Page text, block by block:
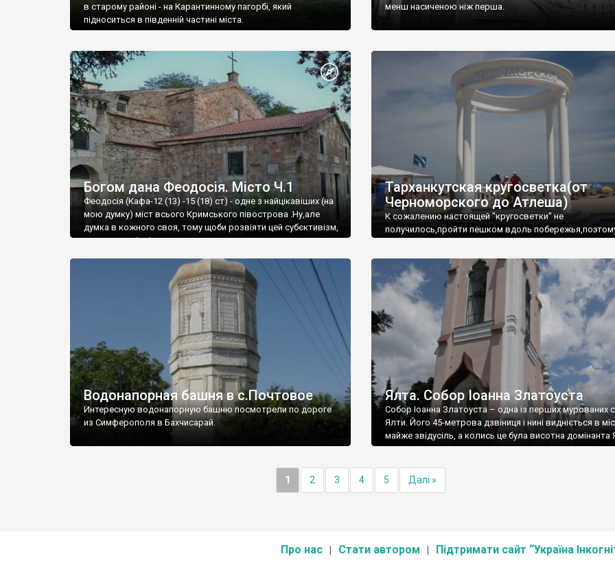
в старому районі - на Карантинному пагорбі, який
підноситься в південній частині міста.
менш насиченою ніж перша.
Богом дана Феодосія. Місто Ч.1
Феодосія (Кафа-12 (13) -15 (18) ст) - одне з найцікавіших (на
мою думку) міст всього Кримського півострова .Ну,але
думка в кожного своя, тому щоби розвіяти цей субєктивізм,
запрошую відвідати це
Тарханкутская кругосветка(от
Черноморского до Атлеша)
К сожалению настоящей "кругосветки" не
получилось,пройти пешком вдоль
Водонапорная башня в с.Почтовое
Интересную водонапорную башню посмотрели по дороге
из Симферополя в Бахчисарай.
Ялта. Собор Іоанна Златоуста
Собор Іоанна Златоуста – одна із перших мурованих
Ялти. Його 45-метрова дзвіниця і нині видніється в
майже звідусіль, а колись це була висотна домінанта
1 2 3 4 5 Далі »
Про нас Стати автором Підтримати сайт “Україна